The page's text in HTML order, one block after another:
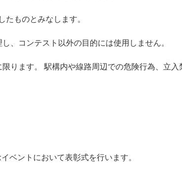
ものとみなします。
、コンテスト以外の目的には使用しません。
ります。 駅構内や線路周辺での危険行為、立入
ベントにおいて表彰式を行います。